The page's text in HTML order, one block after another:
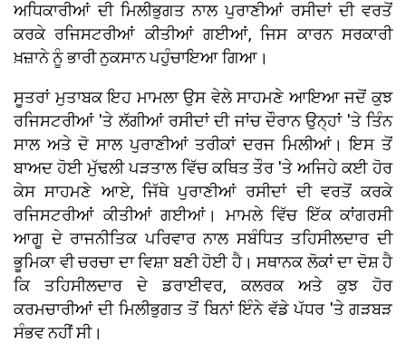
ਅਧਿਕਾਰੀਆਂ ਦੀ ਮਿਲੀਭੁਗਤ ਨਾਲ ਪੁਰਾਣੀਆਂ ਰਸੀਦਾਂ ਦੀ ਵਰਤੋਂ
ਕਰਕੇ ਰਜਿਸਟਰੀਆਂ ਕੀਤੀਆਂ ਗਈਆਂ, ਜਿਸ ਕਾਰਨ ਸਰਕਾਰੀ
ਖ਼ਜ਼ਾਨੇ ਨੂੰ ਭਾਰੀ ਨੁਕਸਾਨ ਪਹੁੰਚਾਇਆ ਗਿਆ।
ਸੂਤਰਾਂ ਮੁਤਾਬਕ ਇਹ ਮਾਮਲਾ ਉਸ ਵੇਲੇ ਸਾਹਮਣੇ ਆਇਆ ਜਦੋਂ ਕੁਝ
ਰਜਿਸਟਰੀਆਂ 'ਤੇ ਲੱਗੀਆਂ ਰਸੀਦਾਂ ਦੀ ਜਾਂਚ ਦੌਰਾਨ ਉਨ੍ਹਾਂ 'ਤੇ ਤਿੰਨ
ਸਾਲ ਅਤੇ ਦੋ ਸਾਲ ਪੁਰਾਣੀਆਂ ਤਰੀਕਾਂ ਦਰਜ ਮਿਲੀਆਂ। ਇਸ ਤੋਂ
ਬਾਅਦ ਹੋਈ ਮੁੱਢਲੀ ਪੜਤਾਲ ਵਿੱਚ ਕਥਿਤ ਤੌਰ 'ਤੇ ਅਜਿਹੇ ਕਈ ਹੋਰ
ਕੇਸ ਸਾਹਮਣੇ ਆਏ, ਜਿੱਥੇ ਪੁਰਾਣੀਆਂ ਰਸੀਦਾਂ ਦੀ ਵਰਤੋਂ ਕਰਕੇ
ਰਜਿਸਟਰੀਆਂ ਕੀਤੀਆਂ ਗਈਆਂ। ਮਾਮਲੇ ਵਿੱਚ ਇੱਕ ਕਾਂਗਰਸੀ
ਆਗੂ ਦੇ ਰਾਜਨੀਤਿਕ ਪਰਿਵਾਰ ਨਾਲ ਸਬੰਧਿਤ ਤਹਿਸੀਲਦਾਰ ਦੀ
ਭੂਮਿਕਾ ਵੀ ਚਰਚਾ ਦਾ ਵਿਸ਼ਾ ਬਣੀ ਹੋਈ ਹੈ। ਸਥਾਨਕ ਲੋਕਾਂ ਦਾ ਦੋਸ਼ ਹੈ
ਕਿ ਤਹਿਸੀਲਦਾਰ ਦੇ ਡਰਾਈਵਰ, ਕਲਰਕ ਅਤੇ ਕੁਝ ਹੋਰ
ਕਰਮਚਾਰੀਆਂ ਦੀ ਮਿਲੀਭੁਗਤ ਤੋਂ ਬਿਨਾਂ ਇੰਨੇ ਵੱਡੇ ਪੱਧਰ 'ਤੇ ਗੜਬੜ
ਸੰਭਵ ਨਹੀਂ ਸੀ।